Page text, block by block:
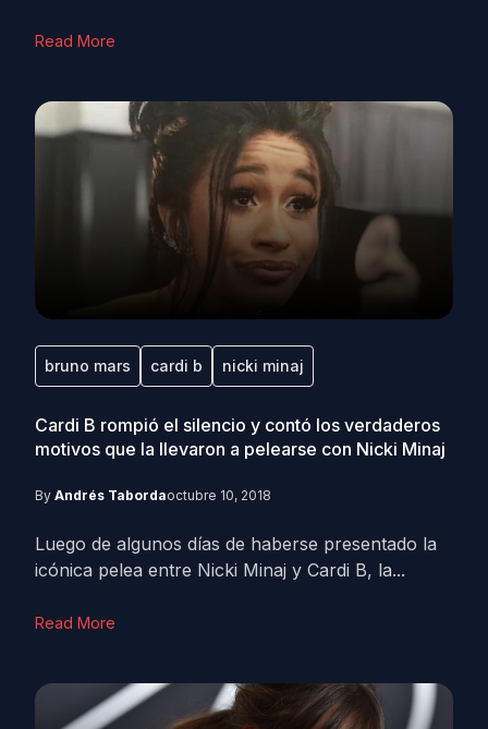
Read More
bruno mars cardi b nicki minaj
Cardi B rompió el silencio y contó los verdaderos
motivos que la llevaron a pelearse con Nicki Minaj
By Andrés Tabordaoctubre 10, 2018
Luego de algunos días de haberse presentado la
icónica pelea entre Nicki Minaj y Cardi B, la...
Read More